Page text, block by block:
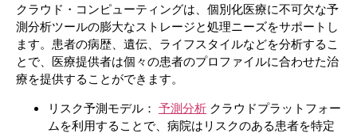
クラウド・コンピューティングは、個別化医療に不可欠な予
測分析ツールの膨大なストレージと処理ニーズをサポートし
ます。患者の病歴、遺伝、ライフスタイルなどを分析するこ
とで、医療提供者は個々の患者のプロファイルに合わせた治
療を提供することができます。
リスク予測モデル： 予測分析 クラウドプラットフォー
ムを利用することで、病院はリスクのある患者を特定